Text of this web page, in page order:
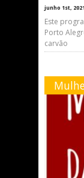
junho 1st,
Este
Porto
carvão